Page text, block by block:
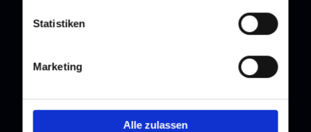
Statistiken
Marketing
Alle zulassen
Melden Sie sich bei unserem Newsletter an, und bleiben Sie